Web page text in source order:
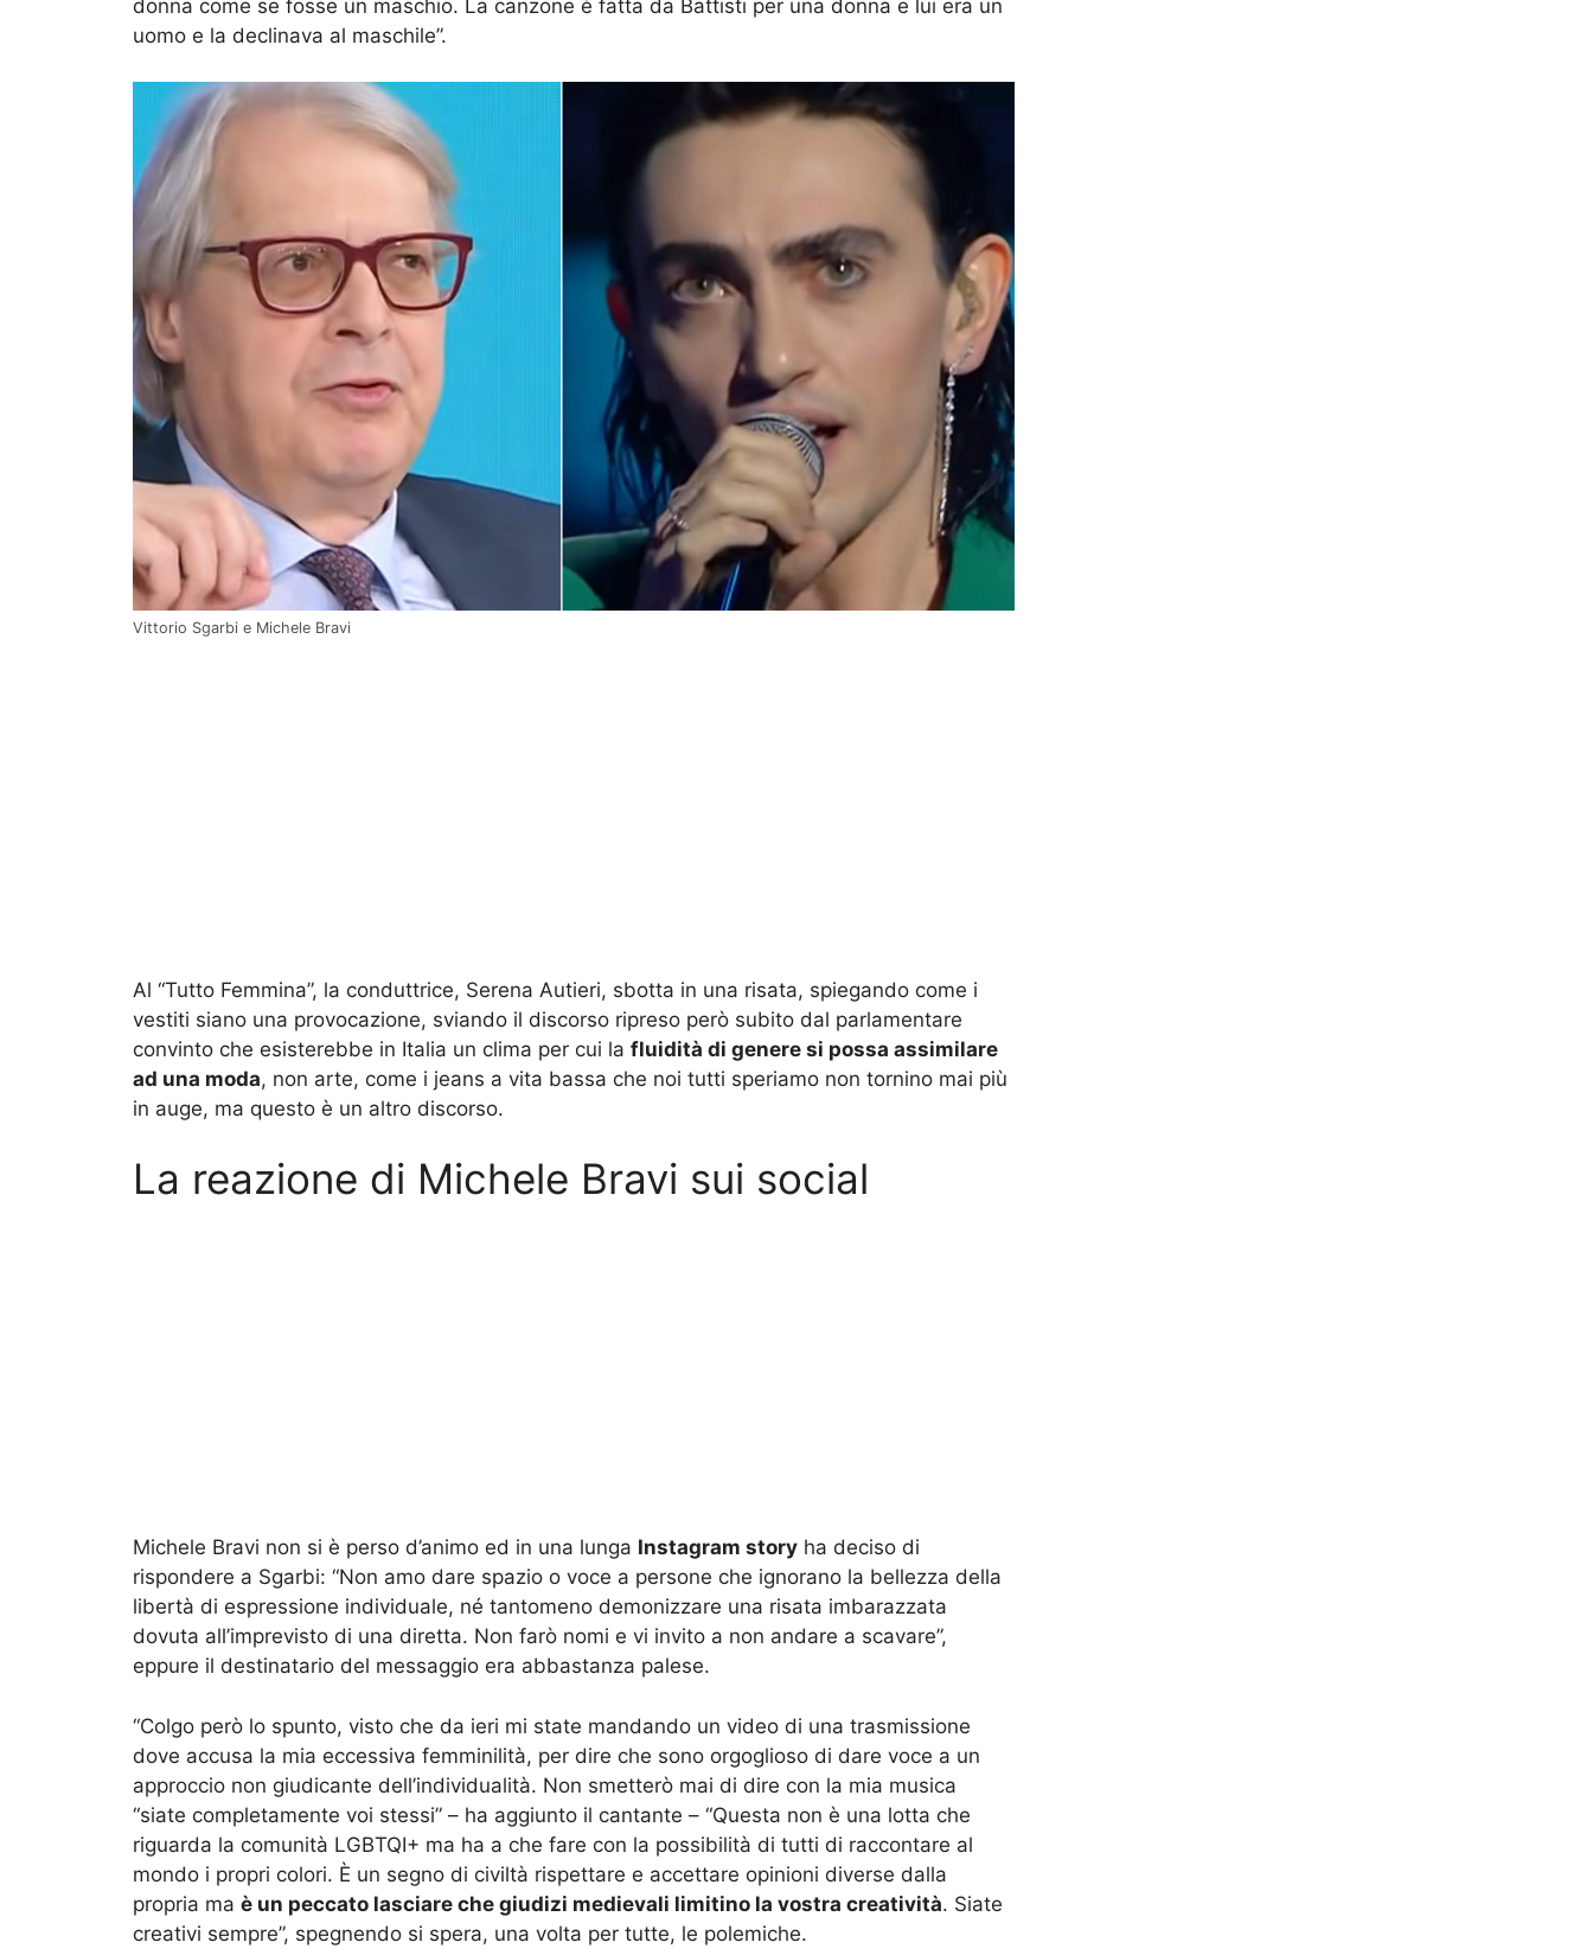
donna come se fosse un maschio. La canzone è fatta da Battisti per una donna e lui era un
uomo e la declinava al maschile”.
Vittorio Sgarbi e Michele Bravi
Al “Tutto Femmina”, la conduttrice, Serena Autieri, sbotta in una risata, spiegando come i
vestiti siano una provocazione, sviando il discorso ripreso però subito dal parlamentare
convinto che esisterebbe in Italia un clima per cui la fluidità di genere si possa assimilare
ad una moda, non arte, come i jeans a vita bassa che noi tutti speriamo non tornino mai più
in auge, ma questo è un altro discorso.
La reazione di Michele Bravi sui social
Michele Bravi non si è perso d’animo ed in una lunga Instagram story ha deciso di
rispondere a Sgarbi: “Non amo dare spazio o voce a persone che ignorano la bellezza della
libertà di espressione individuale, né tantomeno demonizzare una risata imbarazzata
dovuta all’imprevisto di una diretta. Non farò nomi e vi invito a non andare a scavare”,
eppure il destinatario del messaggio era abbastanza palese.
“Colgo però lo spunto, visto che da ieri mi state mandando un video di una trasmissione
dove accusa la mia eccessiva femminilità, per dire che sono orgoglioso di dare voce a un
approccio non giudicante dell’individualità. Non smetterò mai di dire con la mia musica
“siate completamente voi stessi” – ha aggiunto il cantante – “Questa non è una lotta che
riguarda la comunità LGBTQI+ ma ha a che fare con la possibilità di tutti di raccontare al
mondo i propri colori. È un segno di civiltà rispettare e accettare opinioni diverse dalla
propria ma è un peccato lasciare che giudizi medievali limitino la vostra creatività. Siate
creativi sempre”, spegnendo si spera, una volta per tutte, le polemiche.